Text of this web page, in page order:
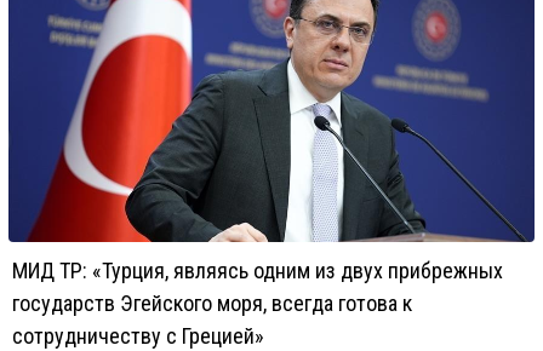
МИД ТР: «Турция, являясь одним из двух прибрежных
государств Эгейского моря, всегда готова к
сотрудничеству с Грецией»